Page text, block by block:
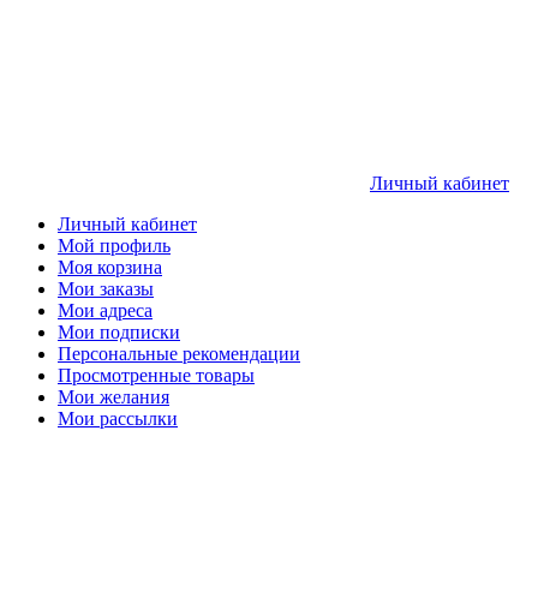
Личный кабинет
Личный кабинет
Мой профиль
Моя корзина
Мои заказы
Мои адреса
Мои подписки
Персональные рекомендации
Просмотренные товары
Мои желания
Мои рассылки